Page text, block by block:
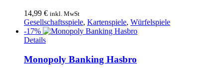
14,99 € inkl. MwSt
Gesellschaftsspiele, Kartenspiele, Würfelspiele
-17%
Details
Monopoly Banking Hasbro